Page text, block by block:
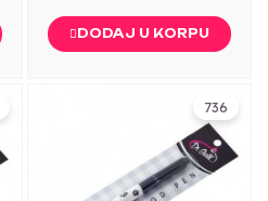
DODAJ U KORPU
736